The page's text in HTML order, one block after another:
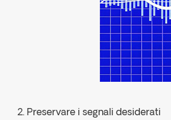
2. Preservare i segnali desiderati